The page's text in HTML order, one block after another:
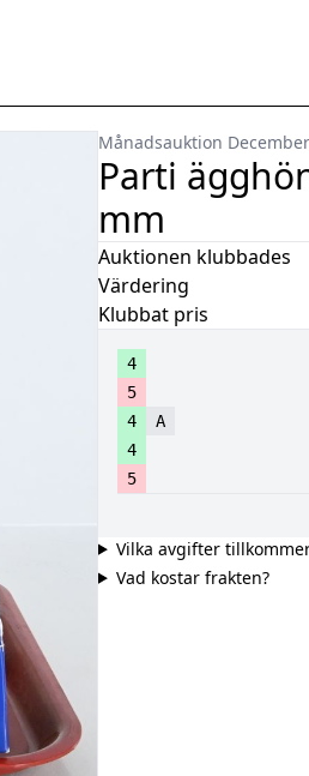
Månadsauktion December
Parti
mm
Auktionen klubbades
Värdering
Klubbat pris
4
5
4
A
4
5
Vilka avgifter
Vad kostar frakten?